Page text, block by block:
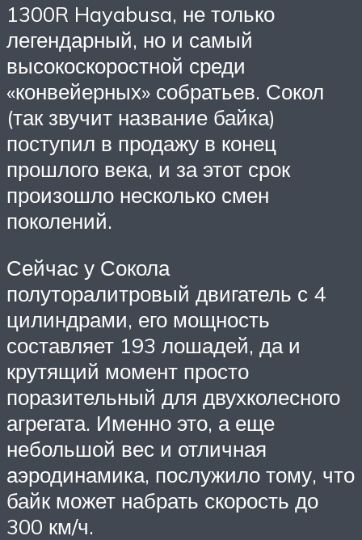
1300R Hayabusa, не только
легендарный, но и самый
высокоскоростной среди
«конвейерных» собратьев. Сокол
(так звучит название байка)
поступил в продажу в конец
прошлого века, и за этот срок
произошло несколько смен
поколений.
Сейчас у Сокола
полуторалитровый двигатель с 4
цилиндрами, его мощность
составляет 193 лошадей, да и
крутящий момент просто
поразительный для двухколесного
агрегата. Именно это, а еще
небольшой вес и отличная
аэродинамика, послужило тому, что
байк может набрать скорость до
300 км/ч.